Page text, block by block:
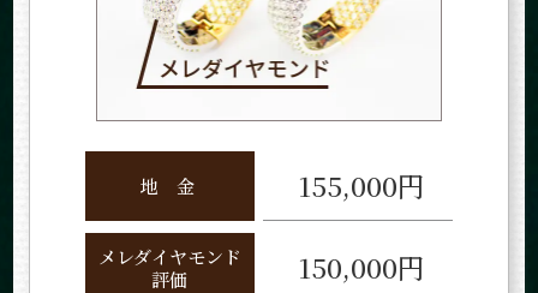
地金 155,000円
メレダイヤモンド
評価
150,000円